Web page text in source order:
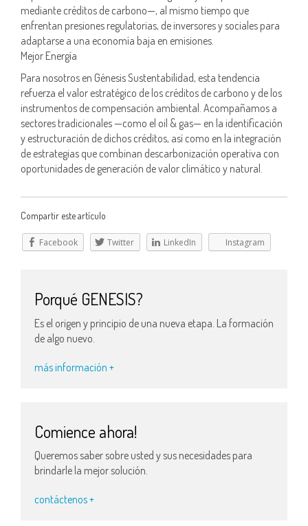
mediante créditos de carbono—, al mismo tiempo que
enfrentan presiones regulatorias, de inversores y sociales para
adaptarse a una economía baja en emisiones.
Mejor Energía
Para nosotros en Génesis Sustentabilidad, esta tendencia
refuerza el valor estratégico de los créditos de carbono y de los
instrumentos de compensación ambiental. Acompañamos a
sectores tradicionales —como el oil & gas— en la identificación
y estructuración de dichos créditos, así como en la integración
de estrategias que combinan descarbonización operativa con
oportunidades de generación de valor climático y natural.
Compartir este artículo
Facebook Twitter LinkedIn Instagram
Porqué GENESIS?
Es el origen y principio de una nueva etapa. La formación
de algo nuevo.
más información +
Comience ahora!
Queremos saber sobre usted y sus necesidades para
brindarle la mejor solución.
contáctenos +